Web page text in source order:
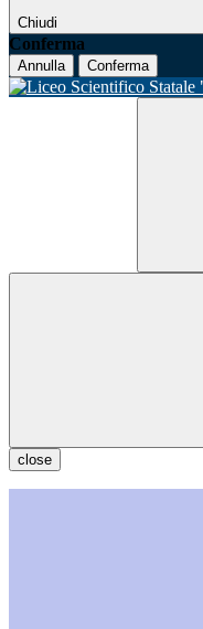
Chiudi
Conferma
Annulla Conferma
close